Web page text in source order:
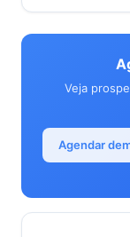
Veja
Agendar